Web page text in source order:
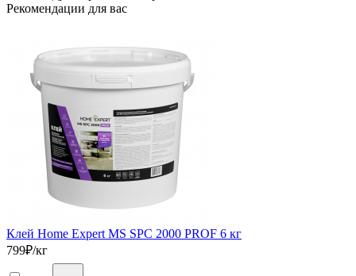
Рекомендации для вас
Клей Home Expert MS SPC 2000 PROF 6 кг
799₽/кг